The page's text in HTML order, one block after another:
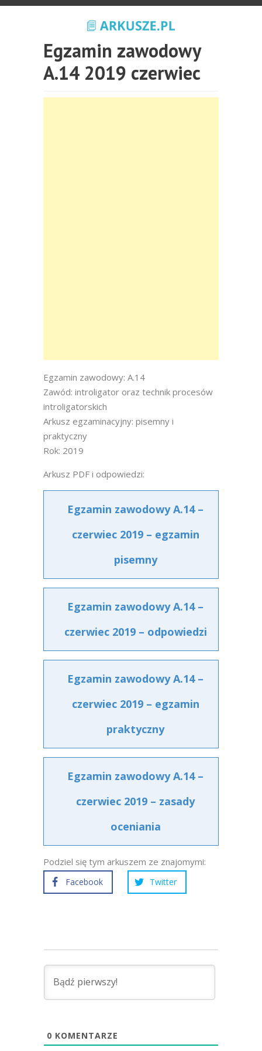
Egzamin zawodowy
A.14 2019 czerwiec
Egzamin zawodowy: A.14
Zawód: introligator oraz technik procesów
introligatorskich
Arkusz egzaminacyjny: pisemny i
praktyczny
Rok: 2019
Arkusz PDF i odpowiedzi:
Egzamin zawodowy A.14 –
czerwiec 2019 – egzamin
pisemny
Egzamin zawodowy A.14 –
czerwiec 2019 – odpowiedzi
Egzamin zawodowy A.14 –
czerwiec 2019 – egzamin
praktyczny
Egzamin zawodowy A.14 –
czerwiec 2019 – zasady
oceniania
Podziel się tym arkuszem ze znajomymi:
Facebook Twitter
0 KOMENTARZE